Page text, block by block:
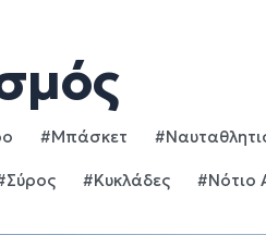
#Μπάσκετ
#Κυκλάδες #Νότιο